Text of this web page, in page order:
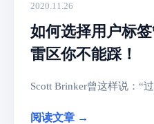
2020.11.26
如何选择用户标
雷区你不能踩！
Scott Brinker曾这样说：“
阅读文章 →